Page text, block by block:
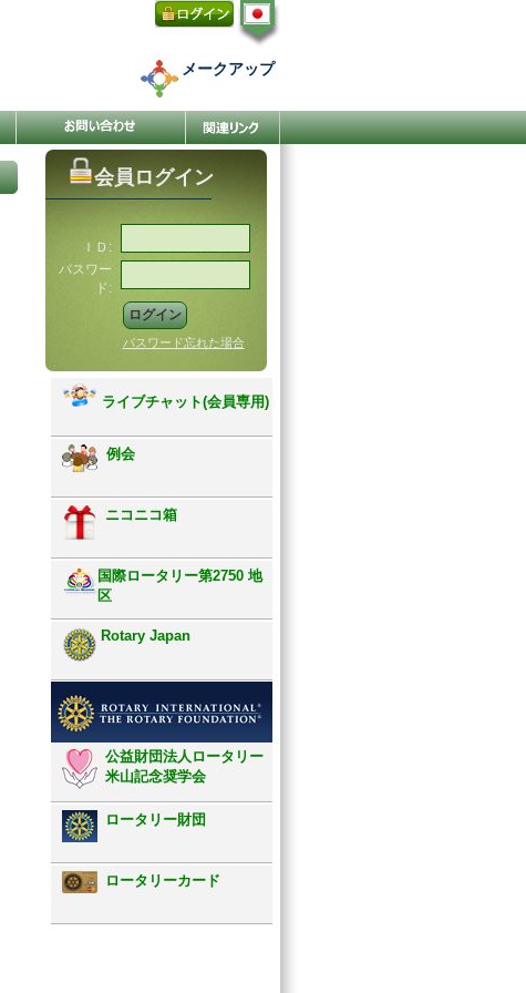
メークアップ
会員ログイン
ＩＤ:
パスワー
ド:
パスワード忘れた場合
ライブチャット(会員専用)
例会
ニコニコ箱
国際ロータリー第2750 地
区
Rotary Japan
公益財団法人ロータリー
米山記念奨学会
ロータリー財団
ロータリーカード